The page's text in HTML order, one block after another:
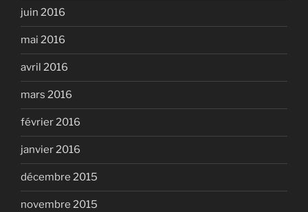
juin 2016
mai 2016
avril 2016
mars 2016
février 2016
janvier 2016
décembre 2015
novembre 2015